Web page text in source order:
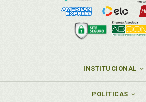
INSTITUCIONAL
POLÍTICAS